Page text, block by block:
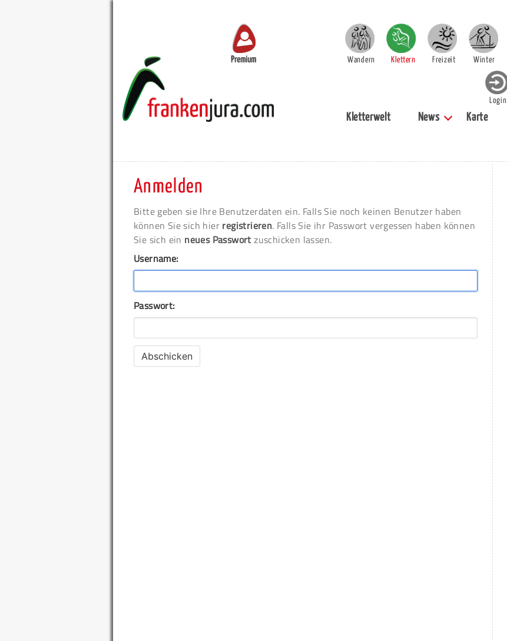
Premium Wandern Klettern Freizeit Winter
Login
Kletterwelt News Karte
Anmelden
Bitte geben sie Ihre Benutzerdaten ein. Falls Sie noch keinen Benutzer haben
können Sie sich hier registrieren. Falls Sie ihr Passwort vergessen haben können
Sie sich ein neues Passwort zuschicken lassen.
Username:
Passwort: